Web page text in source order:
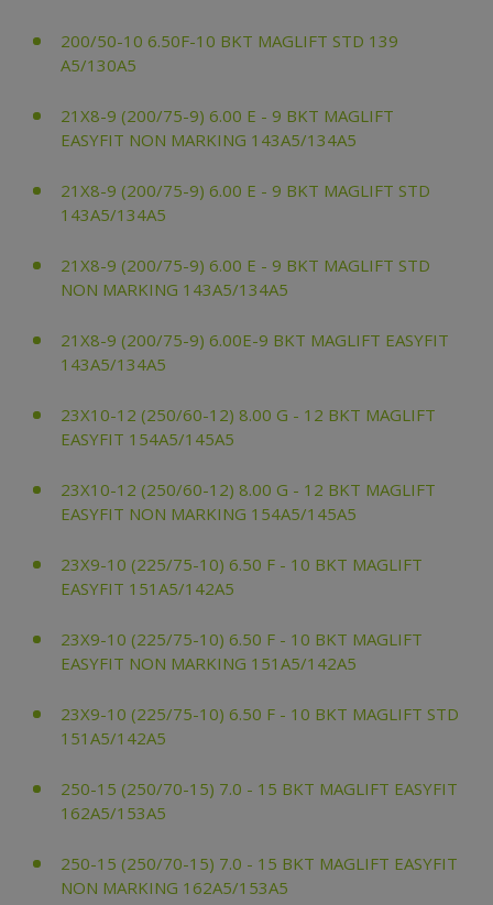
200/50-10 6.50F-10 BKT MAGLIFT STD 139
A5/130A5
21X8-9 (200/75-9) 6.00 E - 9 BKT MAGLIFT
EASYFIT NON MARKING 143A5/134A5
21X8-9 (200/75-9) 6.00 E - 9 BKT MAGLIFT STD
143A5/134A5
21X8-9 (200/75-9) 6.00 E - 9 BKT MAGLIFT STD
NON MARKING 143A5/134A5
21X8-9 (200/75-9) 6.00E-9 BKT MAGLIFT EASYFIT
143A5/134A5
23X10-12 (250/60-12) 8.00 G - 12 BKT MAGLIFT
EASYFIT 154A5/145A5
23X10-12 (250/60-12) 8.00 G - 12 BKT MAGLIFT
EASYFIT NON MARKING 154A5/145A5
23X9-10 (225/75-10) 6.50 F - 10 BKT MAGLIFT
EASYFIT 151A5/142A5
23X9-10 (225/75-10) 6.50 F - 10 BKT MAGLIFT
EASYFIT NON MARKING 151A5/142A5
23X9-10 (225/75-10) 6.50 F - 10 BKT MAGLIFT STD
151A5/142A5
250-15 (250/70-15) 7.0 - 15 BKT MAGLIFT EASYFIT
162A5/153A5
250-15 (250/70-15) 7.0 - 15 BKT MAGLIFT EASYFIT
NON MARKING 162A5/153A5